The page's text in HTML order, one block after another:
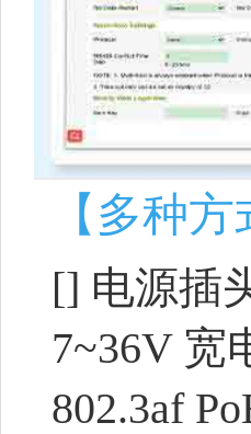
【多种
[] 电源插
7~36V 宽
802.3af